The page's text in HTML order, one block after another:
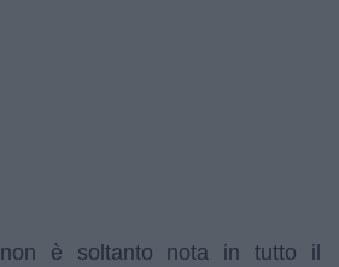
non è soltanto nota in tutto il